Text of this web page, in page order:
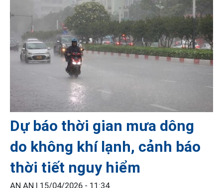
Dự báo thời gian mưa dông
do không khí lạnh, cảnh báo
thời tiết nguy hiểm
AN AN | 15/04/2026 - 11:34